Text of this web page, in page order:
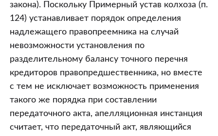
закона). Поскольку Примерный устав колхоза (п.
124) устанавливает порядок определения
надлежащего правопреемника на случай
невозможности установления по
разделительному балансу точного перечня
кредиторов правопредшественника, но вместе
с тем не исключает возможность применения
такого же порядка при составлении
передаточного акта, апелляционная инстанция
считает, что передаточный акт, являющийся